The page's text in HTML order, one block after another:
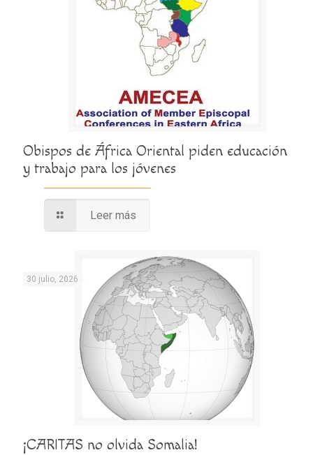
Obispos de África Oriental piden educación
y trabajo para los jóvenes
Leer más
30 julio, 2026
¡CARITAS no olvida Somalia!